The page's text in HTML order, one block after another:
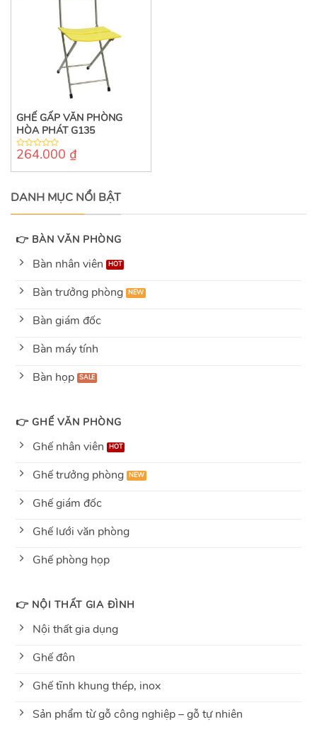
GHẾ GẤP VĂN PHÒNG
HÒA PHÁT G135
0
of
264.000 ₫
DANH MỤC NỔI BẬT
👉 BÀN VĂN PHÒNG
Bàn nhân viên
Bàn trưởng phòng
Bàn giám đốc
Bàn máy tính
Bàn họp
👉 GHẾ VĂN PHÒNG
Ghế nhân viên
Ghế trưởng phòng
Ghế giám đốc
Ghế lưới văn phòng
Ghế phòng họp
👉 NỘI THẤT GIA ĐÌNH
Nội thất gia dụng
Ghế đôn
Ghế tĩnh khung thép, inox
Sản phẩm từ gỗ công nghiệp – gỗ tự nhiên